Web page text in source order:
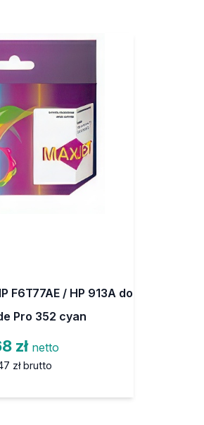
F6T77AE / HP 913A do
Pro 352 cyan
zł netto
zł brutto